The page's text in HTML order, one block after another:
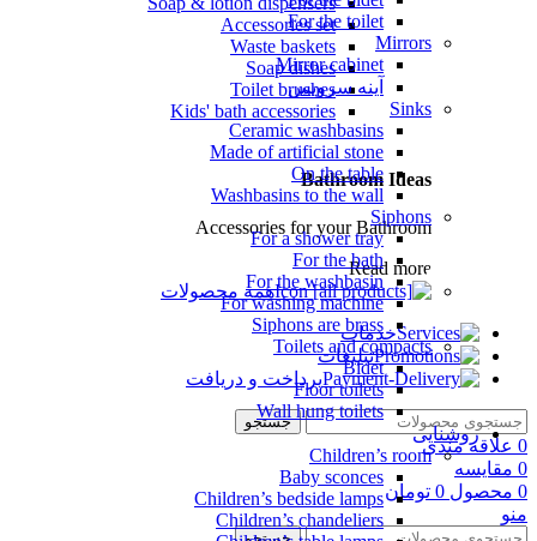
Accessories set
Waste baskets
Soap dishes
Toilet brushes
Kids' bath accessories
Bathroom Ideas
Accessories for your Bathroom
Read more
همه محصولات
خدمات
تبلیغات
پرداخت و دریافت
جستجو
0 علاقه مندی
0 مقایسه
0 محصول 0 تومان
منو
For the toilet
Mirrors
Mirror cabinet
آینه سرویس
Sinks
Ceramic washbasins
Made of artificial stone
On the table
Washbasins to the wall
Siphons
For a shower tray
For the bath
For the washbasin
For washing machine
Siphons are brass
Toilets and compacts
Bidet
Floor toilets
Wall hung toilets
روشنایی
Children’s room
Baby sconces
Children’s bedside lamps
Children’s chandeliers